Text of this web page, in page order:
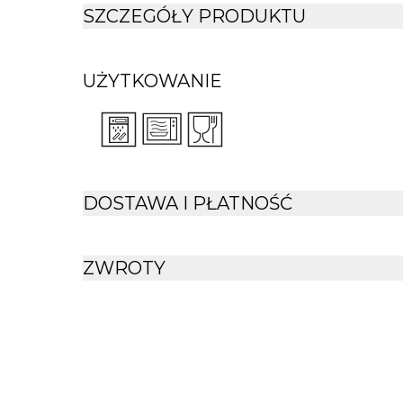
SZCZEGÓŁY PRODUKTU
UŻYTKOWANIE
DOSTAWA I PŁATNOŚĆ
ZWROTY